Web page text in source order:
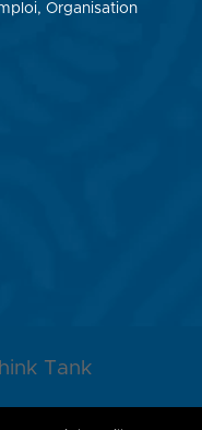
Organisation
Tank